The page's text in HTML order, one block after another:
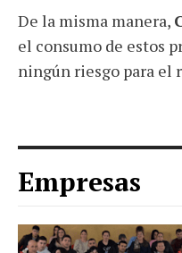
De la misma manera,
el consumo de estos
ningún riesgo para el
Empresas